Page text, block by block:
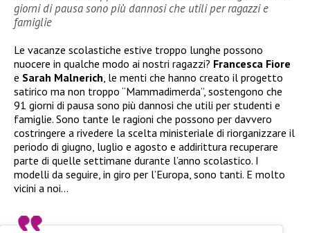
giorni di pausa sono più dannosi che utili per ragazzi e
famiglie
Le vacanze scolastiche estive troppo lunghe possono
nuocere in qualche modo ai nostri ragazzi? Francesca Fiore
e Sarah Malnerich, le menti che hanno creato il progetto
satirico ma non troppo “Mammadimerda”, sostengono che
91 giorni di pausa sono più dannosi che utili per studenti e
famiglie. Sono tante le ragioni che possono per davvero
costringere a rivedere la scelta ministeriale di riorganizzare il
periodo di giugno, luglio e agosto e addirittura recuperare
parte di quelle settimane durante l’anno scolastico. I
modelli da seguire, in giro per l’Europa, sono tanti. E molto
vicini a noi…